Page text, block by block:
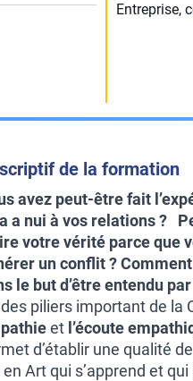
Entreprise,
de la formation
avez peut-être fait
a nui à vos relations ?
votre vérité parce que
un conflit ?
le but d’être entendu
piliers important de la
et l’écoute
d’établir une qualité
Art qui s’apprend et